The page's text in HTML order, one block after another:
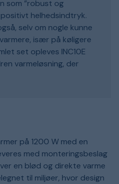
som ”robust og
helhedsindtryk.
selv om nogle kunne
især på køligere
set opleves INC10E
varmeløsning, der
på 1200 W med en
med monteringsbeslag
en blød og direkte varme
til miljøer, hvor design